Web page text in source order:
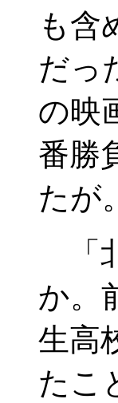
も含
だっ
の映
番勝
たが。
「
か。
生高
たこ